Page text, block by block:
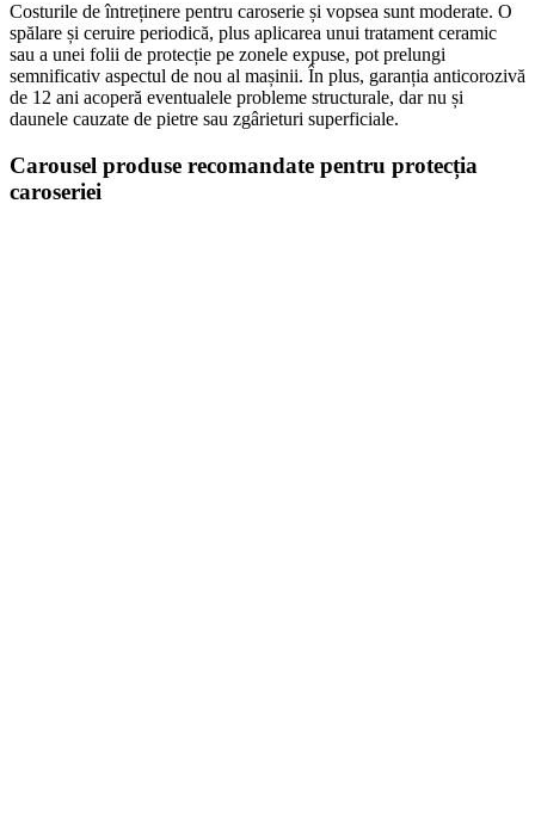
Costurile de întreținere pentru caroserie și vopsea sunt moderate. O
spălare și ceruire periodică, plus aplicarea unui tratament ceramic
sau a unei folii de protecție pe zonele expuse, pot prelungi
semnificativ aspectul de nou al mașinii. În plus, garanția anticorozivă
de 12 ani acoperă eventualele probleme structurale, dar nu și
daunele cauzate de pietre sau zgârieturi superficiale.
Carousel produse recomandate pentru protecția
caroseriei